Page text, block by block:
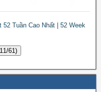
Tuần Cao Nhất | 52 Week
61)